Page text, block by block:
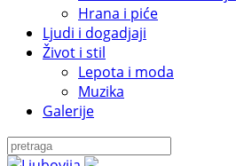
Hrana i piće
Ljudi i dogadjaji
Život i stil
Lepota i moda
Muzika
Galerije